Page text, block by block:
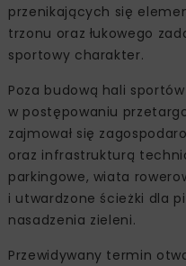
przenikających się
trzonu oraz łukowego
sportowy charakter.
Poza budową hali
w postępowaniu
zajmował się
oraz infrastrukturą
parkingowe, wiata
i utwardzone ścieżki dla
nasadzenia zieleni.
Przewidywany termin